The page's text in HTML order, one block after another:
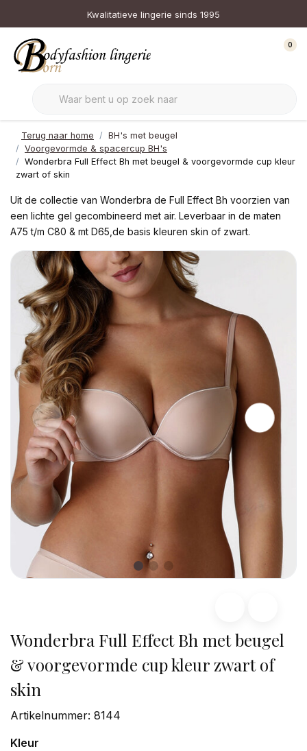
Kwalitatieve lingerie sinds 1995
0
Terug naar home
BH's met beugel
Voorgevormde & spacercup BH's
Wonderbra Full Effect Bh met beugel & voorgevormde cup kleur
zwart of skin
Uit de collectie van Wonderbra de Full Effect Bh voorzien van
een lichte gel gecombineerd met air. Leverbaar in de maten
A75 t/m C80 & mt D65,de basis kleuren skin of zwart.
Wonderbra Full Effect Bh met beugel
& voorgevormde cup kleur zwart of
skin
Artikelnummer: 8144
Kleur